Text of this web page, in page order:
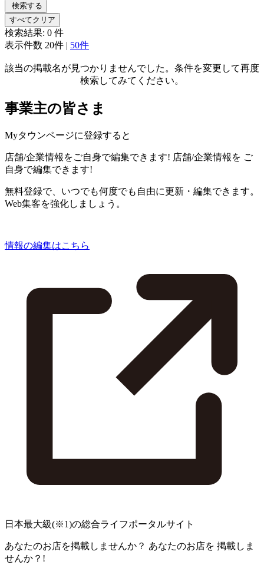
検索する
すべてクリア
検索結果: 0 件
表示件数 20件 | 50件
該当の掲載名が見つかりませんでした。条件を変更して再度
検索してみてください。
事業主の皆さま
Myタウンページに登録すると
店舗/企業情報をご自身で編集できます! 店舗/企業情報を ご
自身で編集できます!
無料登録で、いつでも何度でも自由に更新・編集できます。
Web集客を強化しましょう。
情報の編集はこちら
日本最大級(※1)の総合ライフポータルサイト
あなたのお店を掲載しませんか？ あなたのお店を 掲載しま
せんか？!